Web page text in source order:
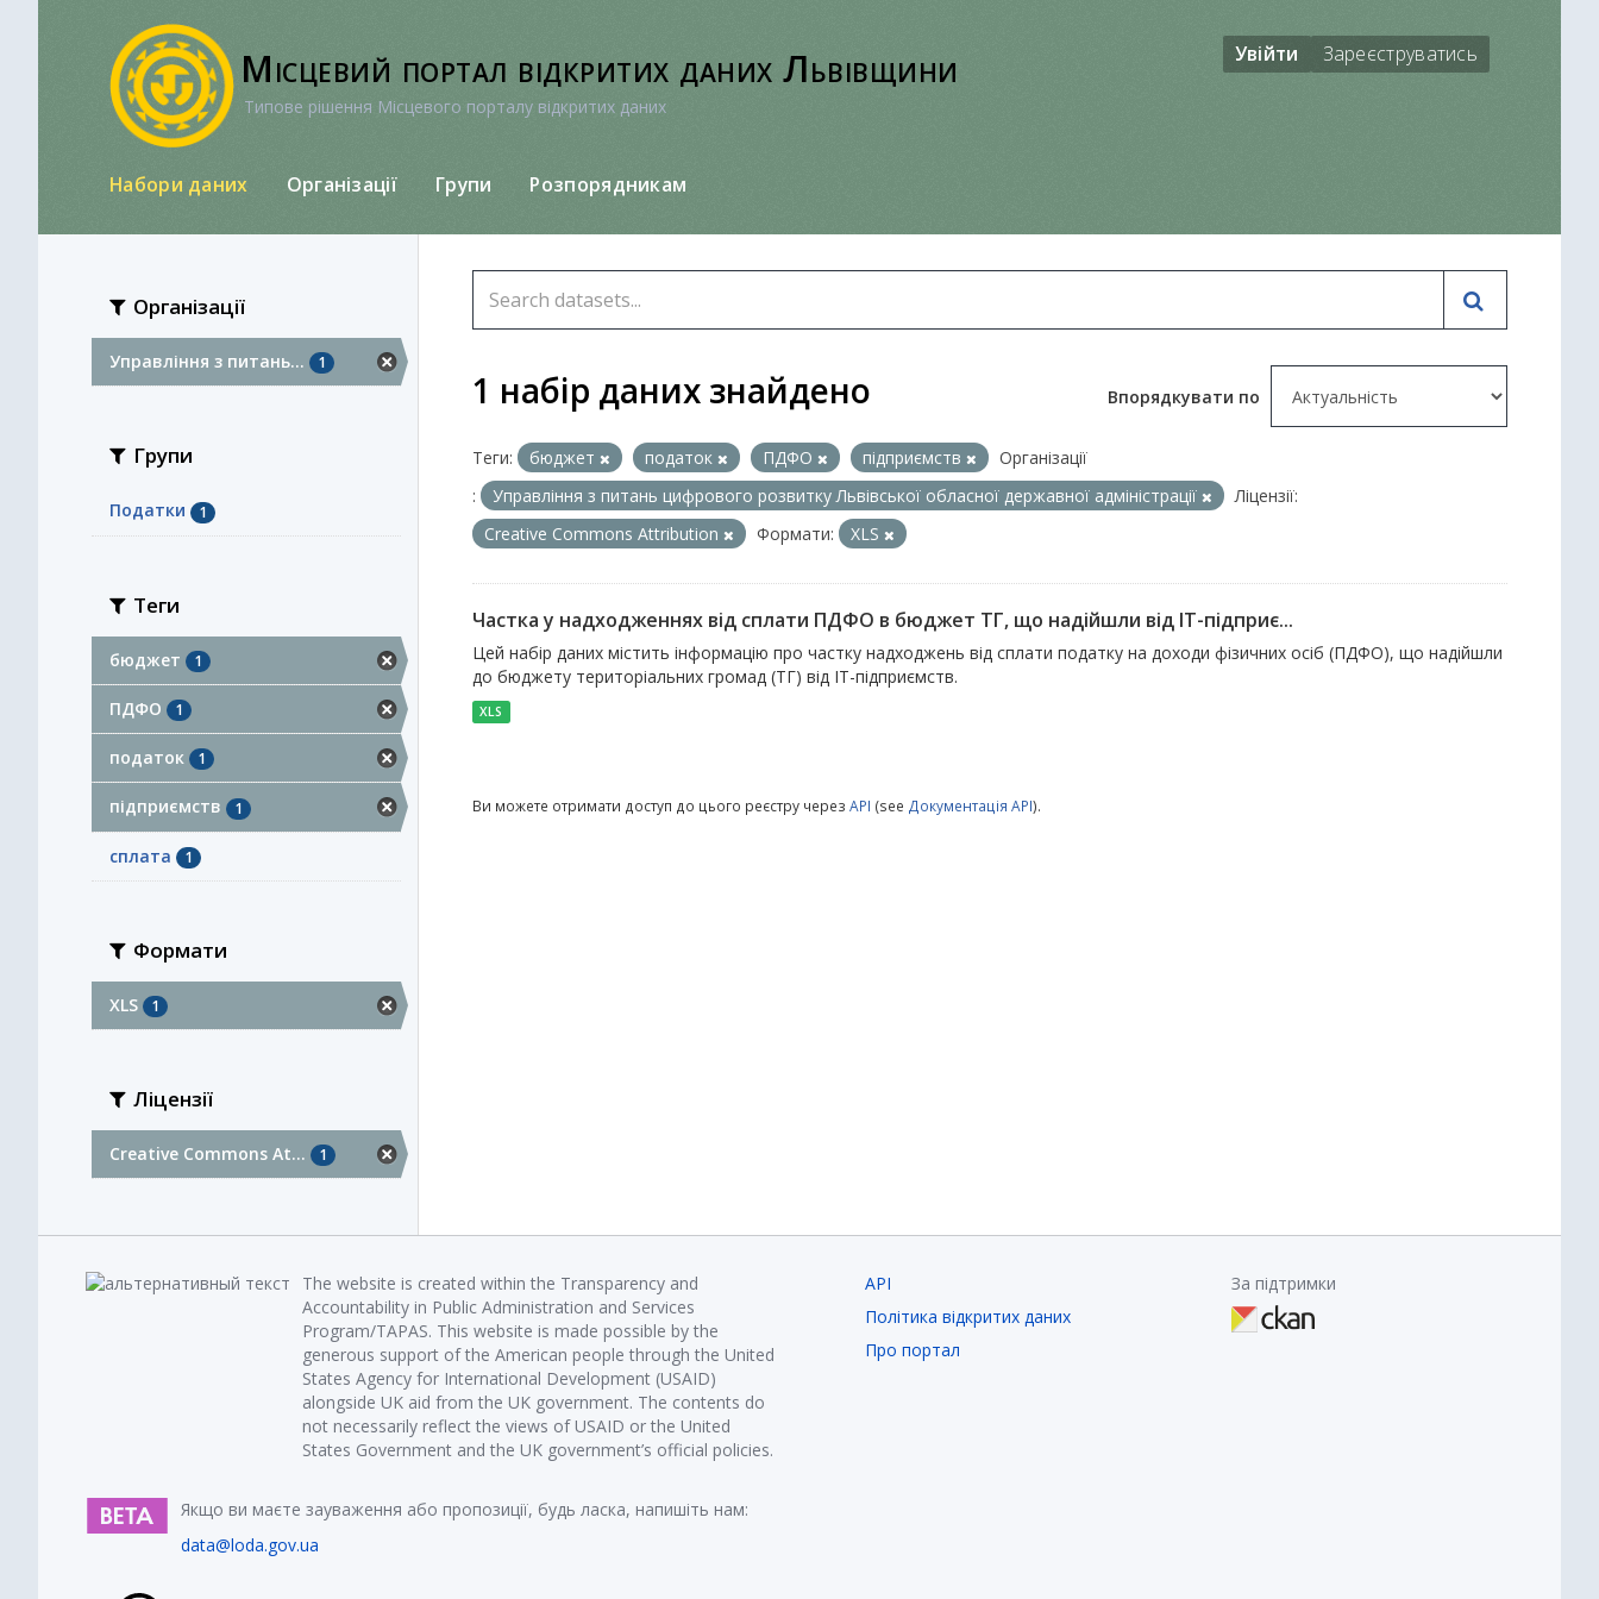
Місцевий портал відкритих даних Львівщини
Типове рішення Місцевого порталу відкритих даних
Увійти Зареєструватись
Набори даних Організації Групи Розпорядникам
Організації
Управління з питань... 1
Групи
Податки 1
Теги
бюджет 1
ПДФО 1
податок 1
підприємств 1
сплата 1
Формати
XLS 1
Ліцензії
Creative Commons At... 1
Впорядкувати по
1 набір даних знайдено
Теги: бюджет податок ПДФО підприємств
Організації
:
Управління з питань цифрового розвитку Львівської обласної державної адміністрації
Ліцензії:
Creative Commons Attribution
Формати: XLS
Частка у надходженнях від сплати ПДФО в бюджет ТГ, що надійшли від ІТ-підприє...
Цей набір даних містить інформацію про частку надходжень від сплати податку на доходи фізичних осіб (ПДФО), що надійшли
до бюджету територіальних громад (ТГ) від ІТ-підприємств.
XLS
Ви можете отримати доступ до цього реєстру через API (see Документація API).
The website is created within the Transparency and
Accountability in Public Administration and Services
Program/TAPAS. This website is made possible by the
generous support of the American people through the United
States Agency for International Development (USAID)
alongside UK aid from the UK government. The contents do
not necessarily reflect the views of USAID or the United
States Government and the UK government’s official policies.
Якщо ви маєте зауваження або пропозиції, будь ласка, напишіть нам:
data@loda.gov.ua
API
Політика відкритих даних
Про портал
За підтримки